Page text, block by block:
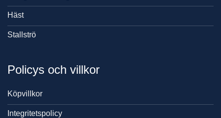
Häst
Stallströ
Policys och villkor
Köpvillkor
Integritetspolicy